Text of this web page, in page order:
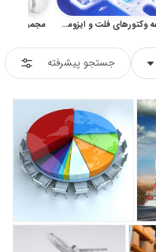
مجموعه وکتورهای فلت و ایزومتریک کسب‌وکار، فناوری و مفاهیم مدرن
جستجو پیشرفته